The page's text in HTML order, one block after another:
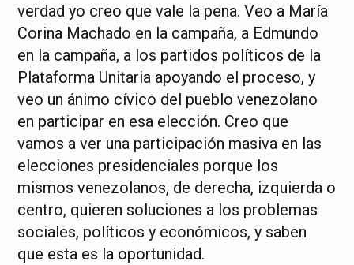
verdad yo creo que vale la pena. Veo a María
Corina Machado en la campaña, a Edmundo
en la campaña, a los partidos políticos de la
Plataforma Unitaria apoyando el proceso, y
veo un ánimo cívico del pueblo venezolano
en participar en esa elección. Creo que
vamos a ver una participación masiva en las
elecciones presidenciales porque los
mismos venezolanos, de derecha, izquierda o
centro, quieren soluciones a los problemas
sociales, políticos y económicos, y saben
que esta es la oportunidad.